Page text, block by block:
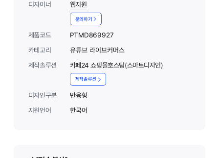
디자이너 웹지원
문의하기
제품코드
PTMD869927
카테고리
유튜브 라이브커머스
제작솔루션
카페24 쇼핑몰호스팅(스마트디자인)
제작솔루션
디자인구분
반응형
지원언어
한국어